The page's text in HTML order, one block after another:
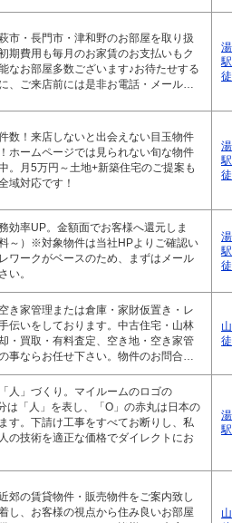
市・長門市・津和野のお部屋を取り扱
期費用も毎月のお家賃のお支払いもク
なお部屋多数ございます♪お待たせする
、ご来店前には是非お電話・メール…
駅
数！来店しないと出会えない目玉物件
ホームページでは見られない旬な物件
。月5万円～土地+新築住宅のご提案も
域対応です！
駅
効率UP。金額面でお客様へ還元しま
～）※対象物件は当社HPよりご確認い
ワークがベースのため、まずはメール
い。
駅
き家管理または倉庫・家財仮置き・レ
伝いをしております。中古住宅・山林
・買取・有料査定、空き地・空き家管
事ならお任せ下さい。物件のお問合…
人」づくり。マイルームのロゴの
は「人」を表し、「O」の赤丸は日本の
す。下請け工事をすべてお断りし、私
の技術を適正な価格でダイレクトにお
駅
郊の賃貸物件・販売物件をご案内致し
し、お客様の視点から住み良いお部屋